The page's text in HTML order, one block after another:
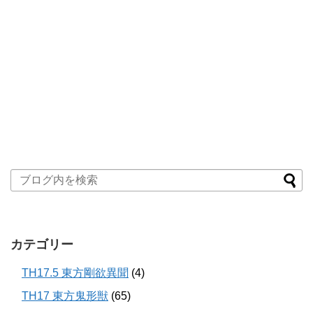
カテゴリー
TH17.5 東方剛欲異聞 (4)
TH17 東方鬼形獣 (65)